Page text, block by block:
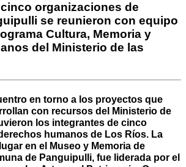
organizaciones de
se reunieron con equipo
Cultura, Memoria y
del Ministerio de las
en torno a los proyectos que
con recursos del Ministerio de
los integrantes de cinco
humanos de Los Ríos. La
en el Museo y Memoria de
de Panguipulli, fue liderada por el